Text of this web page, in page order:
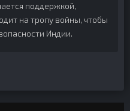
поддержкой,
на тропу войны, чтобы
Индии.